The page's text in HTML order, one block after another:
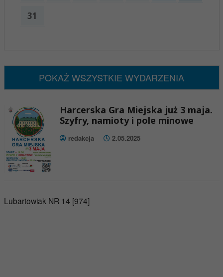
31
POKAŻ WSZYSTKIE WYDARZENIA
Harcerska Gra Miejska już 3 maja.
Szyfry, namioty i pole minowe
redakcja 2.05.2025
Lubartowiak NR 14 [974]